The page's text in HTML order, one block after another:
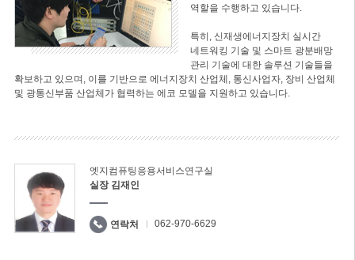
역할을 수행하고 있습니다.
특히, 신재생에너지장치 실시간
네트워킹 기술 및 스마트 광분배망
관리 기술에 대한 솔루션 기술들을
확보하고 있으며, 이를 기반으로 에너지장치 산업체, 통신사업자, 장비 산업체
및 광통신부품 산업체가 협력하는 에코 모델을 지원하고 있습니다.
엣지컴퓨팅응용서비스연구실
실장 김재인
연락처 062-970-6629